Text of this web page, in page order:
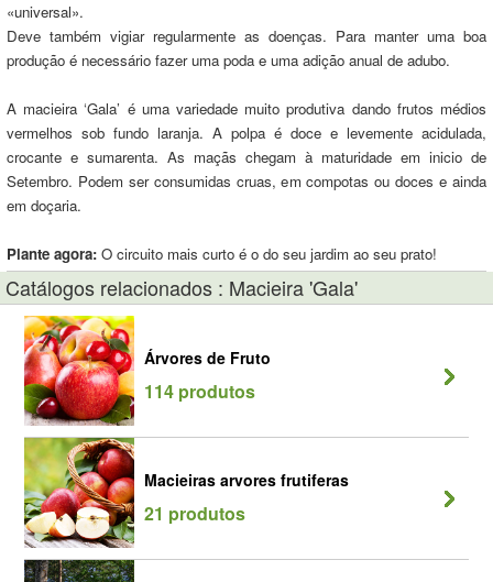
«universal».
Deve também vigiar regularmente as doenças. Para manter uma boa
produção é necessário fazer uma poda e uma adição anual de adubo.
A macieira ‘Gala’ é uma variedade muito produtiva dando frutos médios
vermelhos sob fundo laranja. A polpa é doce e levemente acidulada,
crocante e sumarenta. As maçãs chegam à maturidade em inicio de
Setembro. Podem ser consumidas cruas, em compotas ou doces e ainda
em doçaria.
Plante agora: O circuito mais curto é o do seu jardim ao seu prato!
Catálogos relacionados : Macieira 'Gala'
Árvores de Fruto
114 produtos
Macieiras arvores frutiferas
21 produtos